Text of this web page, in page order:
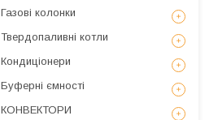
Газові колонки
Твердопаливні котли
Кондиціонери
Буферні ємності
КОНВЕКТОРИ